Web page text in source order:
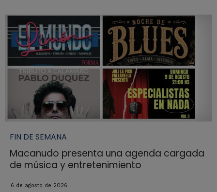
FIN DE SEMANA
Macanudo presenta una agenda cargada
de música y entretenimiento
6 de agosto de 2026